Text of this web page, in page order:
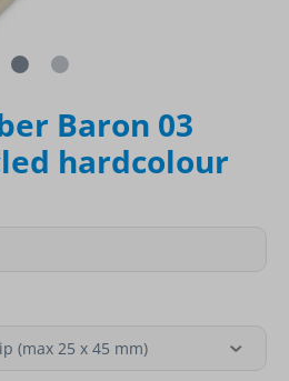
Baron 03
hardcolour